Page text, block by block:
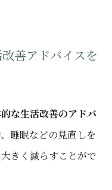
善アドバイスを
な生活改善のアドバ
睡眠などの見直しを
きく減らすことがで